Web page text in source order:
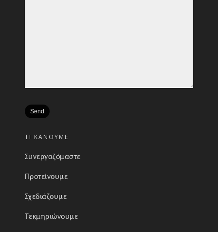
ΤΙ ΚΑΝΟΥΜΕ
Συνεργαζόμαστε
Προτείνουμε
Σχεδιάζουμε
Τεκμηριώνουμε